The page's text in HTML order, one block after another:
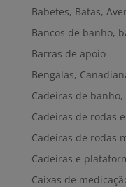
Babetes, Batas,
Bancos de banho,
Barras de apoio
Bengalas,
Cadeiras de
Cadeiras de rodas
Cadeiras de rodas
Cadeiras e
Caixas de